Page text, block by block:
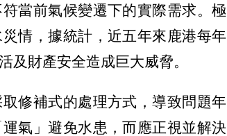
當前氣候變遷下的實際需求。極
情，據統計，近五年來鹿港每年
及財產安全造成巨大威脅。
修補式的處理方式，導致問題年
氣」避免水患，而應正視並解決